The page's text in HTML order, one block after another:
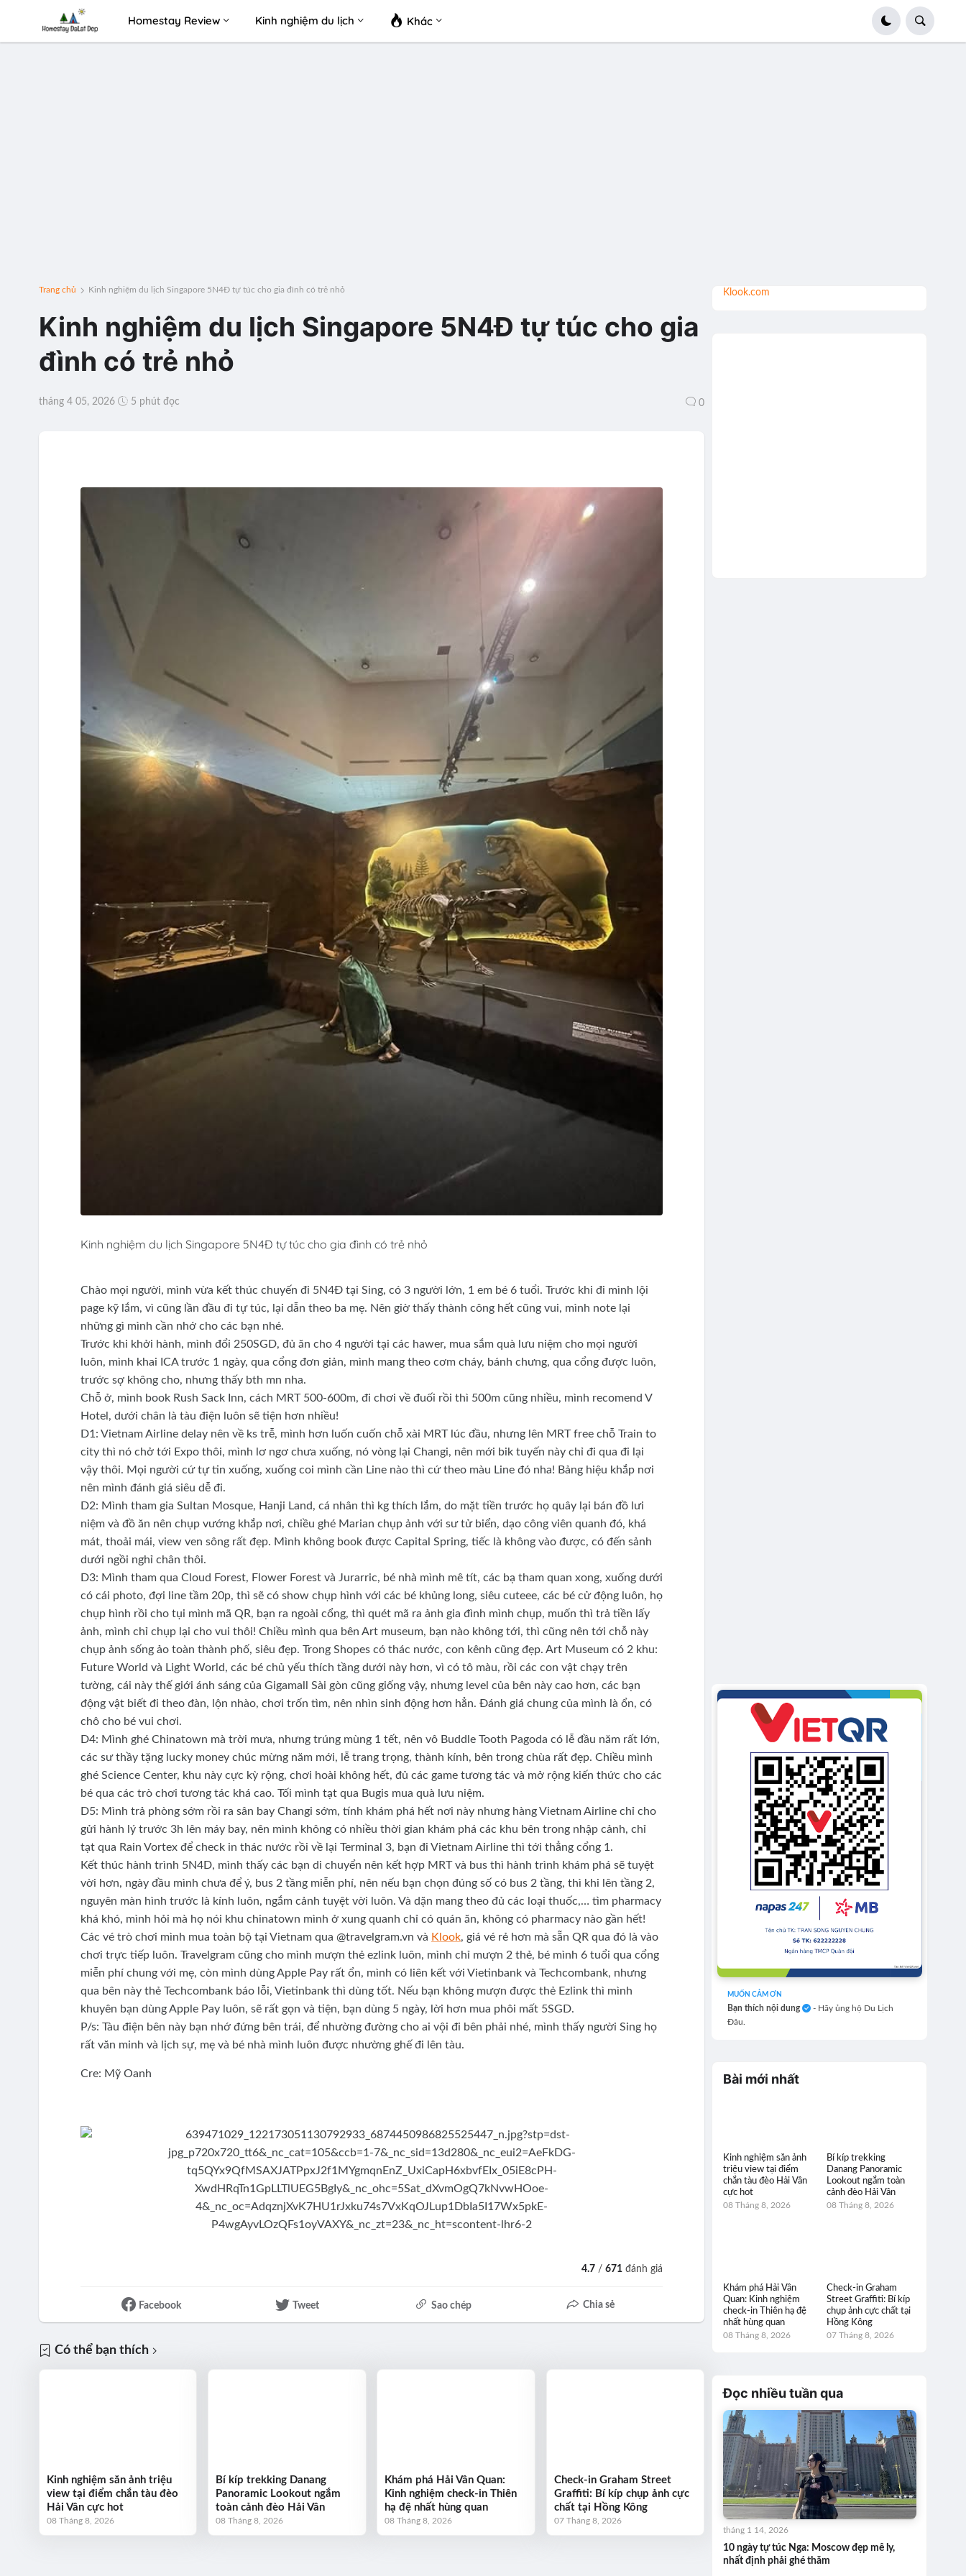
Homestay Review Kinh nghiệm du lịch Khác
Trang chủ Kinh nghiệm du lịch Singapore 5N4Đ tự túc cho gia đình có trẻ nhỏ
Kinh nghiệm du lịch Singapore 5N4Đ tự túc cho gia
đình có trẻ nhỏ
tháng 4 05, 2026 5 phút đọc 0
Kinh nghiệm du lịch Singapore 5N4Đ tự túc cho gia đình có trẻ nhỏ
Chào mọi người, mình vừa kết thúc chuyến đi 5N4Đ tại Sing, có 3 người lớn, 1 em bé 6 tuổi. Trước khi đi mình lội
page kỹ lắm, vì cũng lần đầu đi tự túc, lại dẫn theo ba mẹ. Nên giờ thấy thành công hết cũng vui, mình note lại
những gì mình cần nhớ cho các bạn nhé.
Trước khi khởi hành, mình đổi 250SGD, đủ ăn cho 4 người tại các hawer, mua sắm quà lưu niệm cho mọi người
luôn, mình khai ICA trước 1 ngày, qua cổng đơn giản, mình mang theo cơm cháy, bánh chưng, qua cổng được luôn,
trước sợ không cho, nhưng thấy bth mn nha.
Chỗ ở, mình book Rush Sack Inn, cách MRT 500-600m, đi chơi về đuối rồi thì 500m cũng nhiều, mình recomend V
Hotel, dưới chân là tàu điện luôn sẽ tiện hơn nhiều!
D1: Vietnam Airline delay nên về ks trễ, mình hơn luốn cuốn chỗ xài MRT lúc đầu, nhưng lên MRT free chỗ Train to
city thì nó chở tới Expo thôi, mình lơ ngơ chưa xuống, nó vòng lại Changi, nên mới bik tuyến này chỉ đi qua đi lại
vậy thôi. Mọi người cứ tự tin xuống, xuống coi mình cần Line nào thì cứ theo màu Line đó nha! Bảng hiệu khắp nơi
nên mình đánh giá siêu dễ đi.
D2: Mình tham gia Sultan Mosque, Hanji Land, cá nhân thì kg thích lắm, do mặt tiền trước họ quây lại bán đồ lưi
niệm và đồ ăn nên chụp vướng khắp nơi, chiều ghé Marian chụp ảnh với sư tử biển, dạo công viên quanh đó, khá
mát, thoải mái, view ven sông rất đẹp. Mình không book được Capital Spring, tiếc là không vào được, có đến sảnh
dưới ngồi nghỉ chân thôi.
D3: Mình tham qua Cloud Forest, Flower Forest và Jurarric, bé nhà mình mê tít, các bạ tham quan xong, xuống dưới
có cái photo, đợi line tầm 20p, thì sẽ có show chụp hình với các bé khủng long, siêu cuteee, các bé cử động luôn, họ
chụp hình rồi cho tụi mình mã QR, bạn ra ngoài cổng, thì quét mã ra ảnh gia đình mình chụp, muốn thì trả tiền lấy
ảnh, mình chỉ chụp lại cho vui thôi! Chiều mình qua bên Art museum, bạn nào không tới, thì cũng nên tới chỗ này
chụp ảnh sống ảo toàn thành phố, siêu đẹp. Trong Shopes có thác nước, con kênh cũng đẹp. Art Museum có 2 khu:
Future World và Light World, các bé chủ yếu thích tầng dưới này hơn, vì có tô màu, rồi các con vật chạy trên
tường, cái này thế giới ánh sáng của Gigamall Sài gòn cũng giống vậy, nhưng level của bên này cao hơn, các bạn
động vật biết đi theo đàn, lộn nhào, chơi trốn tìm, nên nhìn sinh động hơn hẳn. Đánh giá chung của mình là ổn, có
chô cho bé vui chơi.
D4: Mình ghé Chinatown mà trời mưa, nhưng trúng mùng 1 tết, nên vô Buddle Tooth Pagoda có lễ đầu năm rất lớn,
các sư thầy tặng lucky money chúc mừng năm mới, lễ trang trọng, thành kính, bên trong chùa rất đẹp. Chiều mình
ghé Science Center, khu này cực kỳ rộng, chơi hoài không hết, đủ các game tương tác và mở rộng kiến thức cho các
bé qua các trò chơi tương tác khá cao. Tối mình tạt qua Bugis mua quà lưu niệm.
D5: Mình trả phòng sớm rồi ra sân bay Changi sớm, tính khám phá hết nơi này nhưng hàng Vietnam Airline chỉ cho
gửi hành lý trước 3h lên máy bay, nên mình không có nhiều thời gian khám phá các khu bên trong nhập cảnh, chỉ
tạt qua Rain Vortex để check in thác nước rồi về lại Terminal 3, bạn đi Vietnam Airline thì tới thẳng cổng 1.
Kết thúc hành trình 5N4D, mình thấy các bạn di chuyển nên kết hợp MRT và bus thì hành trình khám phá sẽ tuyệt
vời hơn, ngày đầu mình chưa để ý, bus 2 tầng miễn phí, nên nếu bạn chọn đúng số có bus 2 tầng, thì khi lên tầng 2,
nguyên màn hình trước là kính luôn, ngắm cảnh tuyệt vời luôn. Và dặn mang theo đủ các loại thuốc,… tìm pharmacy
khá khó, mình hỏi mà họ nói khu chinatown mình ở xung quanh chỉ có quán ăn, không có pharmacy nào gần hết!
Các vé trò chơi mình mua toàn bộ tại Vietnam qua @travelgram.vn và Klook, giá vé rẻ hơn mà sẵn QR qua đó là vào
chơi trực tiếp luôn. Travelgram cũng cho mình mượn thẻ ezlink luôn, mình chỉ mượn 2 thẻ, bé mình 6 tuổi qua cổng
miễn phí chung với mẹ, còn mình dùng Apple Pay rất ổn, mình có liên kết với Vietinbank và Techcombank, nhưng
qua bên này thẻ Techcombank báo lỗi, Vietinbank thì dùng tốt. Nếu bạn không mượn được thẻ Ezlink thì mình
khuyên bạn dùng Apple Pay luôn, sẽ rất gọn và tiện, bạn dùng 5 ngày, lời hơn mua phôi mất 5SGD.
P/s: Tàu điện bên này bạn nhớ đứng bên trái, để nhường đường cho ai vội đi bên phải nhé, mình thấy người Sing họ
rất văn minh và lịch sự, mẹ và bé nhà mình luôn được nhường ghế đi lên tàu.
Cre: Mỹ Oanh
4.7 /671 đánh giá
Facebook Tweet Sao chép Chia sẻ
Có thể bạn thích
Kinh nghiệm săn ảnh triệu
view tại điểm chắn tàu đèo
Hải Vân cực hot
08 Tháng 8, 2026
Bí kíp trekking Danang
Panoramic Lookout ngắm
toàn cảnh đèo Hải Vân
08 Tháng 8, 2026
Khám phá Hải Vân Quan:
Kinh nghiệm check-in Thiên
hạ đệ nhất hùng quan
08 Tháng 8, 2026
Check-in Graham Street
Graffiti: Bí kíp chụp ảnh cực
chất tại Hồng Kông
07 Tháng 8, 2026
Klook.com
MUỐN CẢM ƠN
Bạn thích nội dung
- Hãy ủng hộ Du Lịch
Đâu.
Bài mới nhất
Kinh nghiệm săn ảnh
triệu view tại điểm
chắn tàu đèo Hải Vân
cực hot
08 Tháng 8, 2026
Bí kíp trekking
Danang Panoramic
Lookout ngắm toàn
cảnh đèo Hải Vân
08 Tháng 8, 2026
Khám phá Hải Vân
Quan: Kinh nghiệm
check-in Thiên hạ đệ
nhất hùng quan
08 Tháng 8, 2026
Check-in Graham
Street Graffiti: Bí kíp
chụp ảnh cực chất tại
Hồng Kông
07 Tháng 8, 2026
Đọc nhiều tuần qua
10 ngày tự túc Nga: Moscow đẹp mê ly,
nhất định phải ghé thăm
tháng 1 14, 2026